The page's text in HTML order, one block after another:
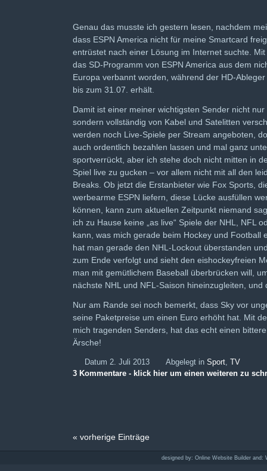
Genau das musste ich gestern lesen, nachdem
dass ESPN America nicht für meine Smartcard
entrüstet nach einer Lösung im Internet suchte.
das SD-Programm von ESPN America aus dem
Europa verbannt worden, während der HD-
bis zum 31.07. erhält.
Damit ist einer meiner wichtigsten Sender nicht
sondern vollständig von Kabel und Satelitten
werden noch Live-Spiele per Stream angeboten,
auch ordentlich bezahlen lassen und mal ganz
sportverrückt, aber ich stehe doch nicht mitten in
Spiel live zu gucken – vor allem nicht mit all den
Breaks. Ob jetzt die Erstanbieter wie Fox Sports,
werbearme ESPN liefern, diese Lücke ausfüllen
können, kann zum aktuellen Zeitpunkt niemand
ich zu Hause keine „as live“ Spiele der NHL, NFL
kann, was mich gerade beim Hockey und Football
hat man gerade den NHL-Lockout überstanden
zum Ende verfolgt und sieht den eishockeyfreien
man mit gemütlichem Baseball überbrücken will,
nächste NHL und NFL-Saison hineinzugleiten, und
Nur am Rande sei noch bemerkt, dass Sky vor
seine Paketpreise um einen Euro erhöht hat. Mit
mich tragenden Senders, hat das echt einen
Ärsche!
Datum 2. Juli 2013 Abgelegt in Sport, TV
3 Kommentare - klick hier um einen weiteren zu
« vorherige Einträge
designed by: Online Website Builder and: